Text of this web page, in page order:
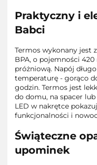
Praktyczny i
Babci
Termos wykonany jest
BPA, o pojemności
próżniową. Napój
temperaturę - gorąco
godzin. Termos jest
do domu, na spacer
LED w nakrętce
funkcjonalności i
Świąteczne
upominek